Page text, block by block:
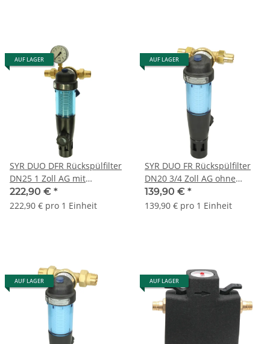
AUF LAGER
SYR DUO DFR Rückspülfilter
DN25 1 Zoll AG mit
Druckminderer 231425000
222,90 € *
222,90 € pro 1 Einheit
AUF LAGER
SYR DUO FR Rückspülfilter
DN20 3/4 Zoll AG ohne
Druckminderer 231420001
139,90 € *
139,90 € pro 1 Einheit
AUF LAGER AUF LAGER